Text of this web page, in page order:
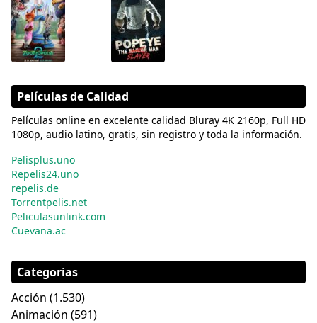
Películas de Calidad
Películas online en excelente calidad Bluray 4K 2160p, Full HD
1080p, audio latino, gratis, sin registro y toda la información.
Pelisplus.uno
Repelis24.uno
repelis.de
Torrentpelis.net
Peliculasunlink.com
Cuevana.ac
Categorias
Acción (1.530)
Animación (591)